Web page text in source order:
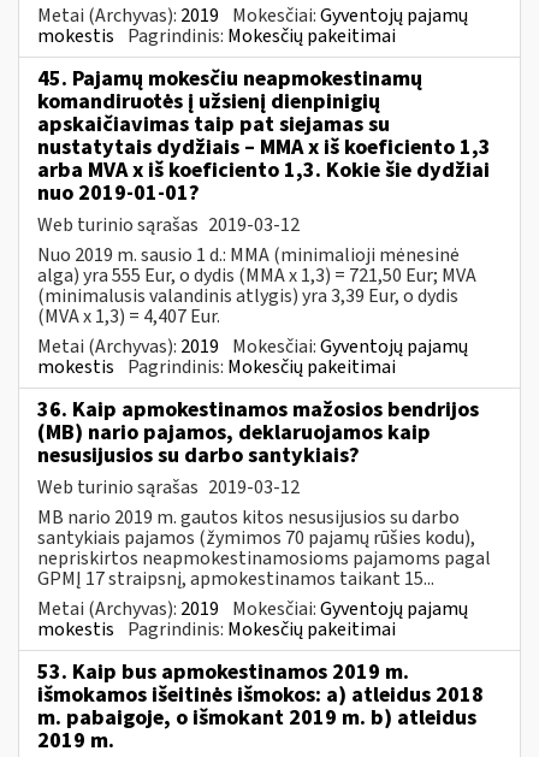
Metai (Archyvas): 2019 Mokesčiai:Gyventojų pajamų
mokestis Pagrindinis: Mokesčių pakeitimai
45. Pajamų mokesčiu neapmokestinamų
komandiruotės į užsienį dienpinigių
apskaičiavimas taip pat siejamas su
nustatytais dydžiais – MMA x iš koeficiento 1,3
arba MVA x iš koeficiento 1,3. Kokie šie dydžiai
nuo 2019-01-01?
Web turinio sąrašas 2019-03-12
Nuo 2019 m. sausio 1 d.: MMA (minimalioji mėnesinė
alga) yra 555 Eur, o dydis (MMA x 1,3) = 721,50 Eur; MVA
(minimalusis valandinis atlygis) yra 3,39 Eur, o dydis
(MVA x 1,3) = 4,407 Eur.
Metai (Archyvas): 2019 Mokesčiai:Gyventojų pajamų
mokestis Pagrindinis: Mokesčių pakeitimai
36. Kaip apmokestinamos mažosios bendrijos
(MB) nario pajamos, deklaruojamos kaip
nesusijusios su darbo santykiais?
Web turinio sąrašas 2019-03-12
MB nario 2019 m. gautos kitos nesusijusios su darbo
santykiais pajamos (žymimos 70 pajamų rūšies kodu),
nepriskirtos neapmokestinamosioms pajamoms pagal
GPMĮ 17 straipsnį, apmokestinamos taikant 15...
Metai (Archyvas): 2019 Mokesčiai:Gyventojų pajamų
mokestis Pagrindinis: Mokesčių pakeitimai
53. Kaip bus apmokestinamos 2019 m.
išmokamos išeitinės išmokos: a) atleidus 2018
m. pabaigoje, o išmokant 2019 m. b) atleidus
2019 m.